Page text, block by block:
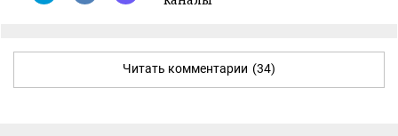
Читать комментарии (34)